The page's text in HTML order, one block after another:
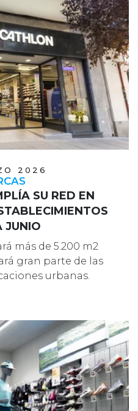
2026
SU RED EN
JUNIO
más de 5.200 m2
gran parte de las
urbanas.